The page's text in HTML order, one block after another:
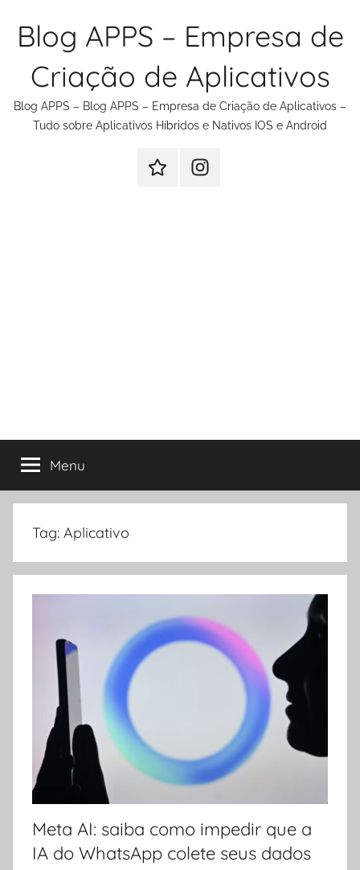
para
conteúdo
Blog APPS – Empresa de
Criação de Aplicativos
Blog APPS – Blog APPS – Empresa de Criação de Aplicativos –
Tudo sobre Aplicativos Híbridos e Nativos IOS e Android
CriaçãoInstagram
Menu
Tag: Aplicativo
Meta AI: saiba como impedir que a
IA do WhatsApp colete seus dados